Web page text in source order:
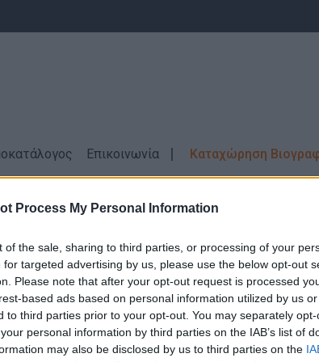
Process My Personal Information
of the sale, sharing to third parties, or processing of your
targeted advertising by us, please use the below opt-out
Please note that after your opt-out request is processed
based ads based on personal information utilized by us
to third parties prior to your opt-out. You may separately
personal information by third parties on the IAB’s list of
may also be disclosed by us to third parties on the
Επικοινωνία Καταχώρηση
Παραγωγής \ ΞΑΝΘΗ \
αποτελέσματα για την αναζήτηση σας!